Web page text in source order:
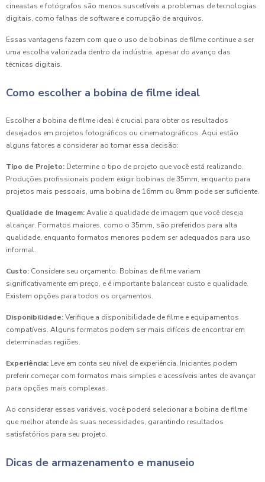
cineastas e fotógrafos são menos suscetíveis a problemas de tecnologias
digitais, como falhas de software e corrupção de arquivos.
Essas vantagens fazem com que o uso de bobinas de filme continue a ser
uma escolha valorizada dentro da indústria, apesar do avanço das
técnicas digitais.
Como escolher a bobina de filme ideal
Escolher a bobina de filme ideal é crucial para obter os resultados
desejados em projetos fotográficos ou cinematográficos. Aqui estão
alguns fatores a considerar ao tomar essa decisão:
Tipo de Projeto: Determine o tipo de projeto que você está realizando.
Produções profissionais podem exigir bobinas de 35mm, enquanto para
projetos mais pessoais, uma bobina de 16mm ou 8mm pode ser suficiente.
Qualidade de Imagem:Avalie a qualidade de imagem que você deseja
alcançar. Formatos maiores, como o 35mm, são preferidos para alta
qualidade, enquanto formatos menores podem ser adequados para uso
informal.
Custo: Considere seu orçamento. Bobinas de filme variam
significativamente em preço, e é importante balancear custo e qualidade.
Existem opções para todos os orçamentos.
Disponibilidade:Verifique a disponibilidade de filme e equipamentos
compatíveis. Alguns formatos podem ser mais difíceis de encontrar em
determinadas regiões.
Experiência: Leve em conta seu nível de experiência. Iniciantes podem
preferir começar com formatos mais simples e acessíveis antes de avançar
para opções mais complexas.
Ao considerar essas variáveis, você poderá selecionar a bobina de filme
que melhor atende às suas necessidades, garantindo resultados
satisfatórios para seu projeto.
Dicas de armazenamento e manuseio